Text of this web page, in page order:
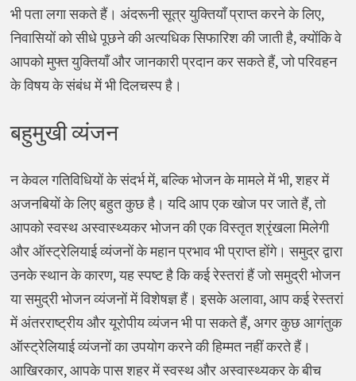
भी पता लगा सकते हैं। अंदरूनी सूत्र युक्तियाँ प्राप्त करने के लिए,
निवासियों को सीधे पूछने की अत्यधिक सिफारिश की जाती है, क्योंकि वे
आपको मुफ्त युक्तियाँ और जानकारी प्रदान कर सकते हैं, जो परिवहन
के विषय के संबंध में भी दिलचस्प है।
बहुमुखी व्यंजन
न केवल गतिविधियों के संदर्भ में, बल्कि भोजन के मामले में भी, शहर में
अजनबियों के लिए बहुत कुछ है। यदि आप एक खोज पर जाते हैं, तो
आपको स्वस्थ अस्वास्थ्यकर भोजन की एक विस्तृत श्रृंखला मिलेगी
और ऑस्ट्रेलियाई व्यंजनों के महान प्रभाव भी प्राप्त होंगे। समुद्र द्वारा
उनके स्थान के कारण, यह स्पष्ट है कि कई रेस्तरां हैं जो समुद्री भोजन
या समुद्री भोजन व्यंजनों में विशेषज्ञ हैं। इसके अलावा, आप कई रेस्तरां
में अंतरराष्ट्रीय और यूरोपीय व्यंजन भी पा सकते हैं, अगर कुछ आगंतुक
ऑस्ट्रेलियाई व्यंजनों का उपयोग करने की हिम्मत नहीं करते हैं।
आखिरकार, आपके पास शहर में स्वस्थ और अस्वास्थ्यकर के बीच